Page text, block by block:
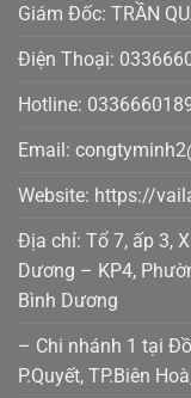
Giám Đốc: TRẦN
Điện Thoại:
Hotline:
Email:
Website: https://
Địa chỉ: Tổ 7, ấp 3,
Dương – KP4,
Bình Dương
– Chi nhánh 1 tại
P.Quyết, TP.Biên